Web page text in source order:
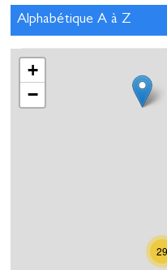
29
+
−